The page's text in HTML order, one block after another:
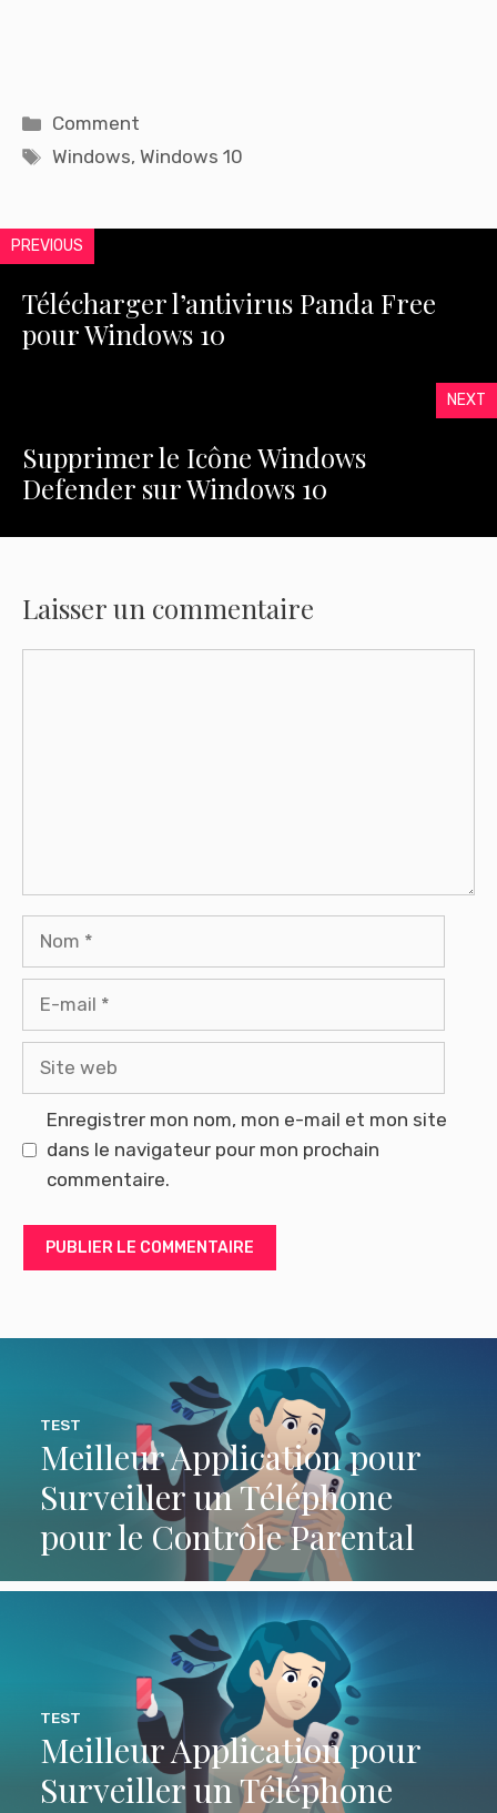
Catégories
Comment
Étiquettes
Windows,Windows 10
PREVIOUS
Télécharger l’antivirus Panda Free
pour Windows 10
NEXT
Supprimer le Icône Windows
Defender sur Windows 10
Laisser un commentaire
Nom
Site
Enregistrer mon nom, mon e-mail et mon site
dans le navigateur pour mon prochain
commentaire.
Meilleur Application pour
Surveiller un Téléphone
pour le Contrôle Parental
TEST
Meilleur Application pour
Surveiller un Téléphone
TEST